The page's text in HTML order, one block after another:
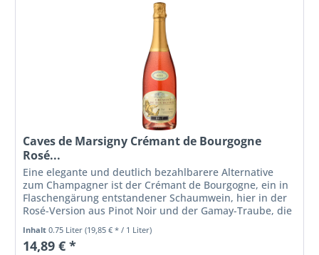
Caves de Marsigny Crémant de Bourgogne
Rosé...
Eine elegante und deutlich bezahlbarere Alternative
zum Champagner ist der Crémant de Bourgogne, ein in
Flaschengärung entstandener Schaumwein, hier in der
Rosé-Version aus Pinot Noir und der Gamay-Traube, die
Inhalt0.75 Liter(19,85 € * / 1 Liter)
14,89 € *